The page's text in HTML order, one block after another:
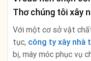
Thơ chúng tôi xây
Với một cơ sở vật
tục, công ty xây nhà
bị, máy móc phục vụ